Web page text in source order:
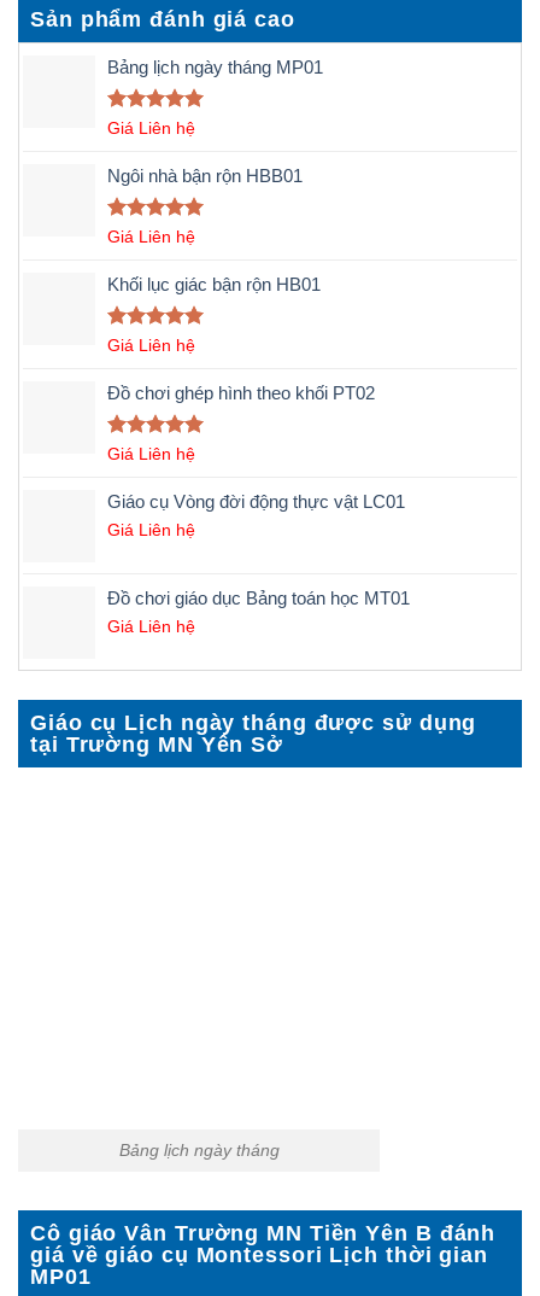
Sản phẩm đánh giá cao
Bảng lịch ngày tháng MP01
Được xếp
5 sao
Giá Liên hệ
Ngôi nhà bận rộn HBB01
Được xếp
5 sao
Giá Liên hệ
Khối lục giác bận rộn HB01
Được xếp
5 sao
Giá Liên hệ
Đồ chơi ghép hình theo khối PT02
Được xếp
5 sao
Giá Liên hệ
Giáo cụ Vòng đời động thực vật LC01
Giá Liên hệ
Đồ chơi giáo dục Bảng toán học MT01
Giá Liên hệ
Giáo cụ Lịch ngày tháng được sử dụng
tại Trường MN Yên Sở
Bảng lịch ngày tháng
Cô giáo Vân Trường MN Tiền Yên B đánh
giá về giáo cụ Montessori Lịch thời gian
MP01